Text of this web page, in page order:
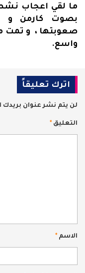
ما لقي اعجاب
بصوت كارمن و
صعوبتها ، و تمت
واسع.
اترك تعليقاً
لن يتم نشر عنوان بريدك
التعليق*
الاسم*